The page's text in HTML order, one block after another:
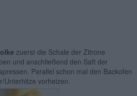
zuerst die Schale der Zitrone
und anschließend den Saft der
Parallel schon mal den Backofen
Unterhitze vorheizen.